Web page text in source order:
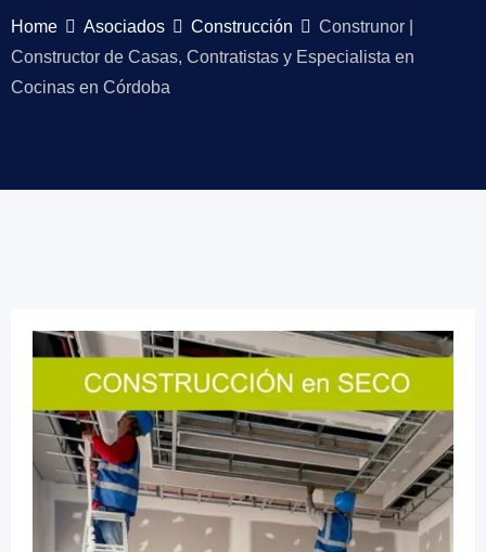
Home Asociados Construcción
Construnor |
Constructor de Casas, Contratistas y Especialista en
Cocinas en Córdoba